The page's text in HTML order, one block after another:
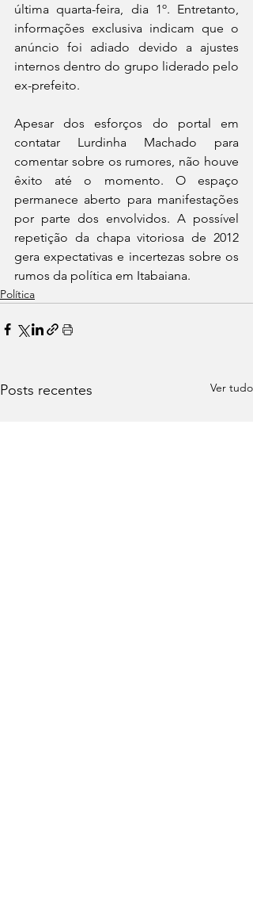
última quarta-feira, dia 1º. Entretanto,
informações exclusiva indicam que o
anúncio foi adiado devido a ajustes
internos dentro do grupo liderado pelo
ex-prefeito.
Apesar dos esforços do portal em
contatar Lurdinha Machado para
comentar sobre os rumores, não houve
êxito até o momento. O espaço
permanece aberto para manifestações
por parte dos envolvidos. A possível
repetição da chapa vitoriosa de 2012
gera expectativas e incertezas sobre os
rumos da política em Itabaiana.
Política
Posts recentes Ver tudo